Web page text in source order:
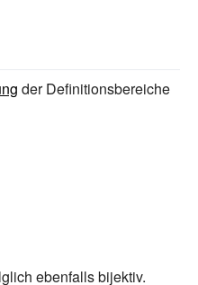
der Definitionsbereiche
ebenfalls bijektiv.